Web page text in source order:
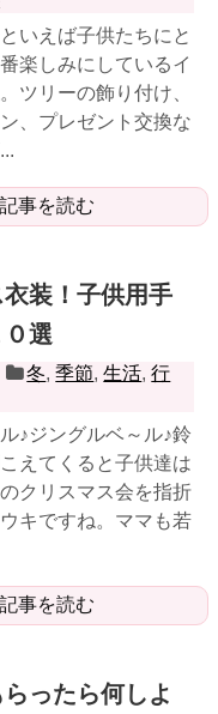
いえば子供たちにと
楽しみにしているイ
ツリーの飾り付け、
、プレゼント交換な
記事を読む
装！子供用手
選
冬,季節,生活,行
♪ジングルベ～ル♪鈴
えてくると子供達は
クリスマス会を指折
キですね。ママも若
記事を読む
ったら何しよ